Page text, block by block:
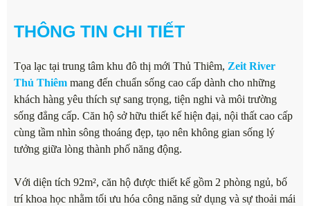
THÔNG TIN CHI TIẾT
Tọa lạc tại trung tâm khu đô thị mới Thủ Thiêm, Zeit River
Thủ Thiêm mang đến chuẩn sống cao cấp dành cho những
khách hàng yêu thích sự sang trọng, tiện nghi và môi trường
sống đẳng cấp. Căn hộ sở hữu thiết kế hiện đại, nội thất cao cấp
cùng tầm nhìn sông thoáng đẹp, tạo nên không gian sống lý
tưởng giữa lòng thành phố năng động.
Với diện tích 92m², căn hộ được thiết kế gồm 2 phòng ngủ, bố
trí khoa học nhằm tối ưu hóa công năng sử dụng và sự thoải mái